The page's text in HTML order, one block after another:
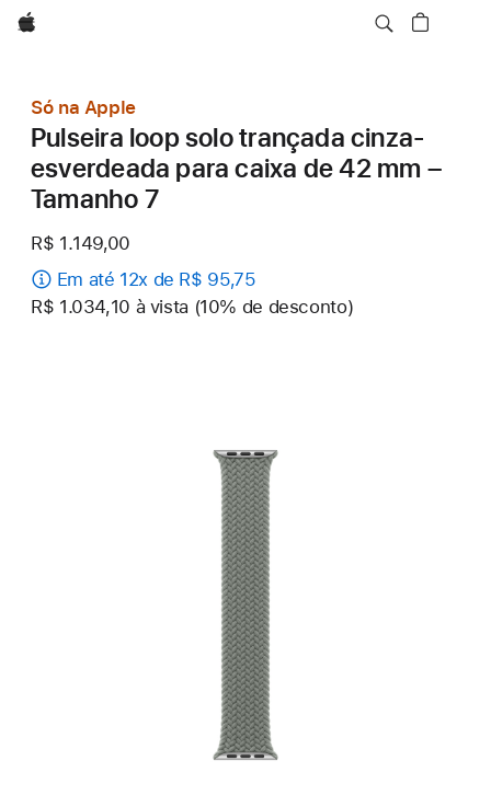
Apple
Só na Apple
Pulseira loop solo trançada cinza-
esverdeada para caixa de 42 mm –
Tamanho 7
R$ 1.149,00
Em até 12x de R$ 95,75
R$ 1.034,10 à vista (10% de desconto)